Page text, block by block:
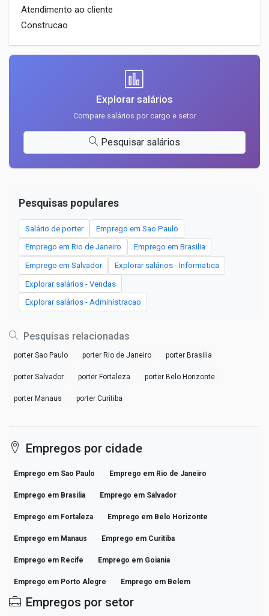
Atendimento ao cliente
Construcao
Explorar salários
Compare salários por cargo e setor
Pesquisar salários
Pesquisas populares
Salário de porter Emprego em Sao Paulo
Emprego em Rio de Janeiro Emprego em Brasilia
Emprego em Salvador Explorar salários - Informatica
Explorar salários - Vendas
Explorar salários - Administracao
Pesquisas relacionadas
porter Sao Paulo porter Rio de Janeiro porter Brasilia
porter Salvador porter Fortaleza porter Belo Horizonte
porter Manaus porter Curitiba
Empregos por cidade
Emprego em Sao Paulo Emprego em Rio de Janeiro
Emprego em Brasilia Emprego em Salvador
Emprego em Fortaleza Emprego em Belo Horizonte
Emprego em Manaus Emprego em Curitiba
Emprego em Recife Emprego em Goiania
Emprego em Porto Alegre Emprego em Belem
Empregos por setor